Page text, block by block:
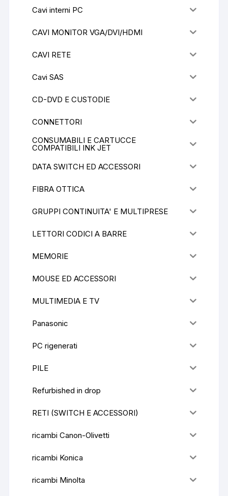
Cavi interni PC
CAVI MONITOR VGA/DVI/HDMI
CAVI RETE
Cavi SAS
CD-DVD E CUSTODIE
CONNETTORI
CONSUMABILI E CARTUCCE
COMPATIBILI INK JET
DATA SWITCH ED ACCESSORI
FIBRA OTTICA
GRUPPI CONTINUITA' E MULTIPRESE
LETTORI CODICI A BARRE
MEMORIE
MOUSE ED ACCESSORI
MULTIMEDIA E TV
Panasonic
PC rigenerati
PILE
Refurbished in drop
RETI (SWITCH E ACCESSORI)
ricambi Canon-Olivetti
ricambi Konica
ricambi Minolta